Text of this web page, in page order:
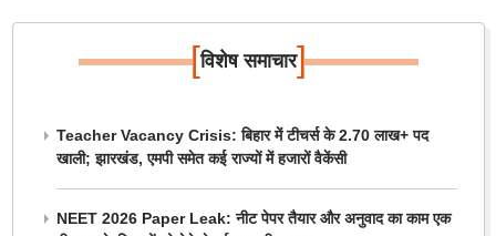
[विशेष समाचार]
Teacher Vacancy Crisis: बिहार में टीचर्स के 2.70 लाख+ पद
खाली; झारखंड, एमपी समेत कई राज्यों में हजारों वैकेंसी
NEET 2026 Paper Leak: नीट पेपर तैयार और अनुवाद का काम एक